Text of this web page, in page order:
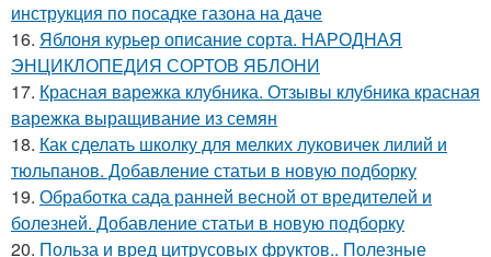
инструкция по посадке газона на даче
16. Яблоня курьер описание сорта. НАРОДНАЯ
ЭНЦИКЛОПЕДИЯ СОРТОВ ЯБЛОНИ
17. Красная варежка клубника. Отзывы клубника красная
варежка выращивание из семян
18. Как сделать школку для мелких луковичек лилий и
тюльпанов. Добавление статьи в новую подборку
19. Обработка сада ранней весной от вредителей и
болезней. Добавление статьи в новую подборку
20. Польза и вред цитрусовых фруктов.. Полезные